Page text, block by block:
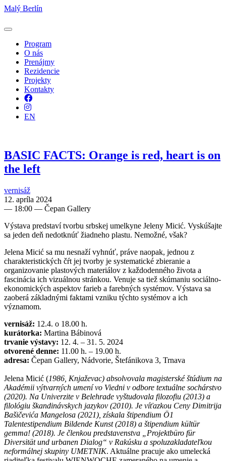
Malý Berlín
Program
O nás
Prenájmy
Rezidencie
Projekty
Kontakty
Facebook
Instagram
EN
BASIC FACTS: Orange is red, heart is on
the left
vernisáž
12. apríla 2024
— 18:00 — Čepan Gallery
Výstava predstaví tvorbu srbskej umelkyne Jeleny Micić. Vyskúšajte
sa jeden deň nedotknúť žiadneho plastu. Nemožné, však?
Jelena Micić sa mu nesnaží vyhnúť, práve naopak, jednou z
charakteristických čŕt jej tvorby je systematické zbieranie a
organizovanie plastových materiálov z každodenného života a
fascinácia ich vizuálnou stránkou. Venuje sa tiež skúmaniu sociálno-
ekonomických aspektov farieb a farebných systémov. Výstava sa
zaoberá základnými faktami vzniku týchto systémov a ich
významom.
vernisáž: 12.4. o 18.00 h.
kurátorka: Martina Bábinová
trvanie výstavy: 12. 4. – 31. 5. 2024
otvorené denne: 11.00 h. – 19.00 h.
adresa: Čepan Gallery, Nádvorie, Štefánikova 3, Trnava
Jelena Micić (1986, Knjaževac) absolvovala magisterské štúdium na
Akadémii výtvarných umení vo Viedni v odbore textuálne sochárstvo
(2020). Na Univerzite v Belehrade vyštudovala filozofiu (2013) a
filológiu škandinávskych jazykov (2010). Je víťazkou Ceny Dimitrija
Bašičevića Mangelosa (2021), získala štipendium Ö1
Talentestipendium Bildende Kunst (2018) a štipendium kültür
gemma! (2018). Je členkou predstavenstva „Projektbüro für
Diversität und urbanen Dialog“ v Rakúsku a spoluzakladateľkou
neformálnej skupiny UMETNIK. Aktuálne pracuje ako umelecká